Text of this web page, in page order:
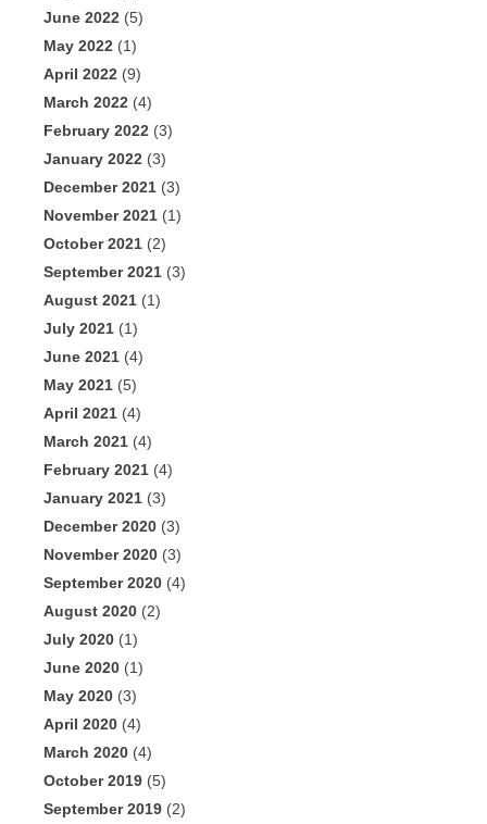
June 2022 (5)
May 2022 (1)
April 2022 (9)
March 2022 (4)
February 2022 (3)
January 2022 (3)
December 2021 (3)
November 2021 (1)
October 2021 (2)
September 2021 (3)
August 2021 (1)
July 2021 (1)
June 2021 (4)
May 2021 (5)
April 2021 (4)
March 2021 (4)
February 2021 (4)
January 2021 (3)
December 2020 (3)
November 2020 (3)
September 2020 (4)
August 2020 (2)
July 2020 (1)
June 2020 (1)
May 2020 (3)
April 2020 (4)
March 2020 (4)
October 2019 (5)
September 2019 (2)